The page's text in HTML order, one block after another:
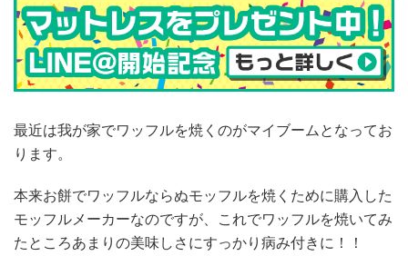
最近は我が家でワッフルを焼くのがマイブームとなってお
ります。
本来お餅でワッフルならぬモッフルを焼くために購入した
モッフルメーカーなのですが、これでワッフルを焼いてみ
たところあまりの美味しさにすっかり病み付きに！！